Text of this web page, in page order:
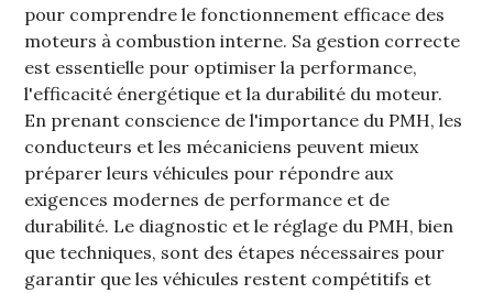
pour comprendre le fonctionnement efficace des
moteurs à combustion interne. Sa gestion correcte
est essentielle pour optimiser la performance‚
l'efficacité énergétique et la durabilité du moteur.
En prenant conscience de l'importance du PMH‚ les
conducteurs et les mécaniciens peuvent mieux
préparer leurs véhicules pour répondre aux
exigences modernes de performance et de
durabilité. Le diagnostic et le réglage du PMH‚ bien
que techniques‚ sont des étapes nécessaires pour
garantir que les véhicules restent compétitifs et